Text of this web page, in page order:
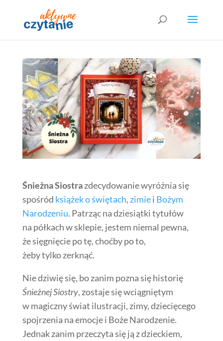
Śnieżna Siostrazdecydowanie wyróżnia się
spośród książek o świętach, zimiei Bożym
Narodzeniu. Patrząc na dziesiątki tytułów
na półkach w sklepie, jestem niemal pewna,
że sięgnięcie po tę, choćby po to,
żeby tylko zerknąć.
Nie dziwię się, bo zanim pozna się historię
Śnieżnej Siostry, zostaje się wciągniętym
w magiczny świat ilustracji, zimy, dziecięcego
spojrzenia na emocje i Boże Narodzenie.
Jednak zanim przeczyta się ją z dzieckiem,